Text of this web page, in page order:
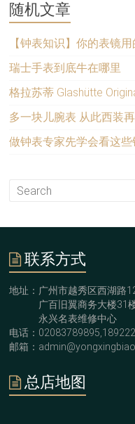
随机文章
【钟表知识】你的表镜
瑞士手表到底牛在哪里
格拉苏蒂 Glashütte
多一块儿腕表 从此西装再
做钟表专家先学会看这
联系方式
地址：广州市越秀区西湖路
广百旧翼商务大楼31楼
永兴名表维修中心
电话：
邮箱：
总店地图